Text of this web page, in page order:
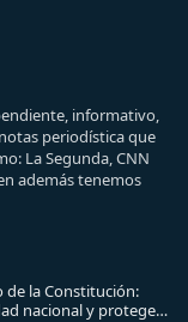
informativo,
periodística que
La Segunda, CNN
además tenemos
la Constitución:
nacional y proteger